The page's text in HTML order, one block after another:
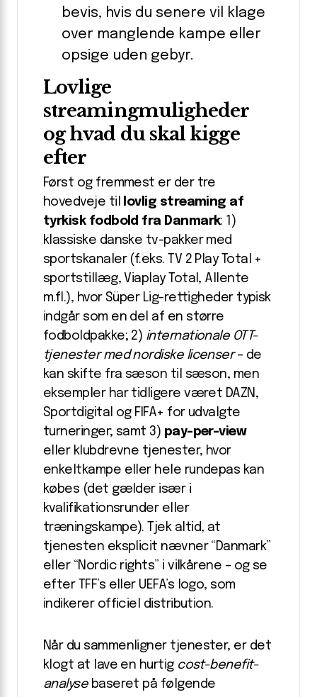
bevis, hvis du senere vil klage
over manglende kampe eller
opsige uden gebyr.
Lovlige
streamingmuligheder
og hvad du skal kigge
efter
Først og fremmest er der tre
hovedveje til
lovlig streaming af
tyrkisk fodbold fra Danmark: 1)
klassiske danske tv-pakker med
sportskanaler (f.eks. TV 2 Play Total +
sportstillæg, Viaplay Total, Allente
m.fl.), hvor Süper Lig-rettigheder typisk
indgår som en del af en større
fodboldpakke; 2) internationale OTT-
tjenester med nordiske licenser– de
kan skifte fra sæson til sæson, men
eksempler har tidligere været DAZN,
Sportdigital og FIFA+ for udvalgte
turneringer; samt 3) pay-per-view
eller klubdrevne tjenester, hvor
enkeltkampe eller hele rundepas kan
købes (det gælder især i
kvalifikationsrunder eller
træningskampe). Tjek altid, at
tjenesten eksplicit nævner “Danmark”
eller “Nordic rights” i vilkårene – og se
efter TFF’s eller UEFA’s logo, som
indikerer officiel distribution.
Når du sammenligner tjenester, er det
klogt at lave en hurtig cost-benefit-
analysebaseret på følgende